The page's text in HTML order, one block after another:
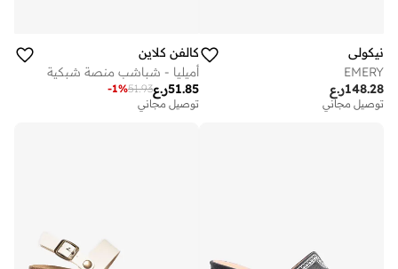
نيكولي
EMERY
ر.ع148.28
توصيل مجاني
كالفن كلاين
أميليا - شباشب منصة شبكية
ر.ع51.85
51.93
-1%
توصيل مجاني